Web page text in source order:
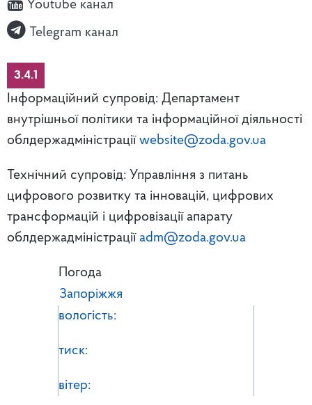
Youtube канал
Telegram канал
3.4.1
Інформаційний супровід: Департамент
внутрішньої політики та інформаційної діяльності
облдержадміністрації website@zoda.gov.ua
Технічний супровід: Управління з питань
цифрового розвитку та інновацій, цифрових
трансформацій і цифровізації апарату
облдержадміністрації adm@zoda.gov.ua
Погода
Запоріжжя
вологість:
тиск:
вітер: